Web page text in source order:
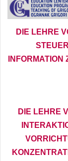
DIE LEHRE
INFORMATION
DIE LEHRE